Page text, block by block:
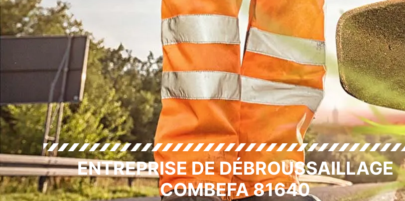
ENTREPRISE DE DÉBROUSSAILLAGE
COMBEFA 81640